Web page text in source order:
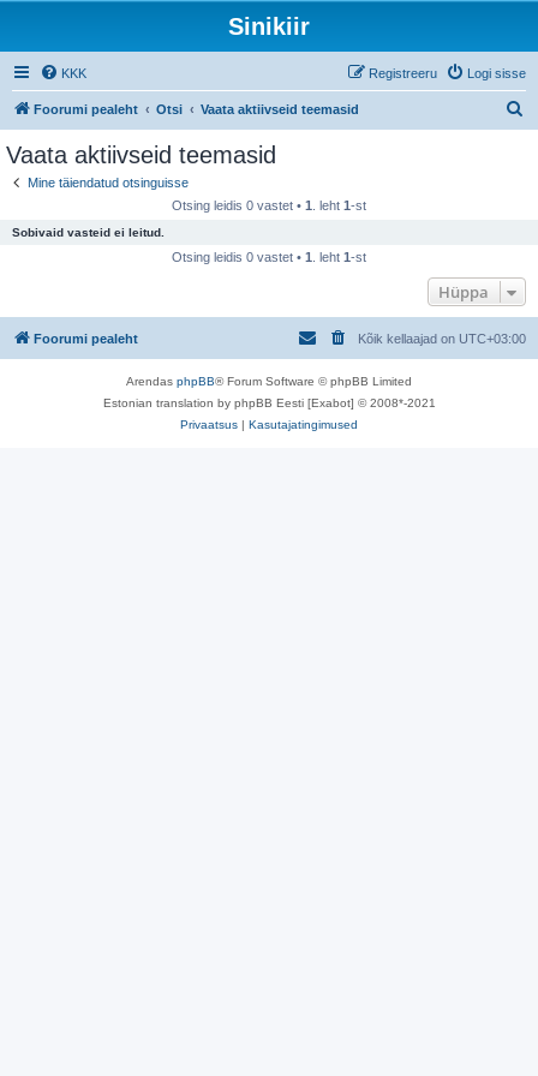
Sinikiir
KKK Logi sisse
Registreeru
Foorumi pealeht Otsi Vaata aktiivseid teemasid
Vaata aktiivseid teemasid
Mine täiendatud otsinguisse
Otsing leidis 0 vastet • 1 . leht 1-st
Sobivaid vasteid ei leitud.
Otsing leidis 0 vastet • 1 . leht 1-st
Hüppa
Foorumi pealeht Kõik kellaajad on UTC+03:00
Arendas phpBB® Forum Software © phpBB Limited
Estonian translation by phpBB Eesti [Exabot] © 2008*-2021
Privaatsus | Kasutajatingimused